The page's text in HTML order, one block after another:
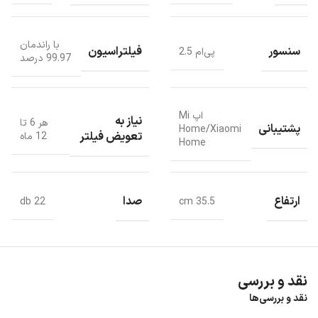
ویژگی ها
می تواند هوای تازه وارد فضا کند و خستگی را از بین می برد و همچنین از
سلامت تنفسی کودکان و نوزادان محافظت می کند.
هوای تازه وارد اتاق کارتان کنید و در فضایی بی سر و صدا به کار خود
بپردازید و کارایی خود را افزایش دهید.
سنسور پی‌ام 2.5 فیلتراسیون
با راندمان
99.97 درصد
پشتیبانی
اپ Mi
Home/Xiaomi
Home
نیاز به
تعویض فیلتر
هر 6 تا
12 ماه
ارتفاع cm 35.5 صدا db 22
نقد و بررسی
نقد و بررسی‌ها